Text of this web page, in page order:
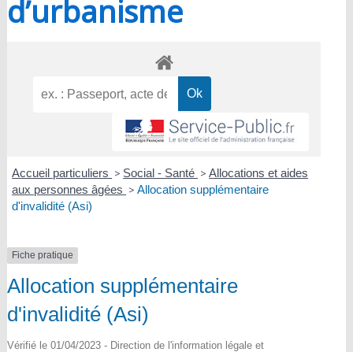
d’urbanisme
Accueil particuliers > Social - Santé > Allocations et aides
aux personnes âgées > Allocation supplémentaire
d'invalidité (Asi)
Fiche pratique
Allocation supplémentaire
d'invalidité (Asi)
Vérifié le 01/04/2023 - Direction de l'information légale et